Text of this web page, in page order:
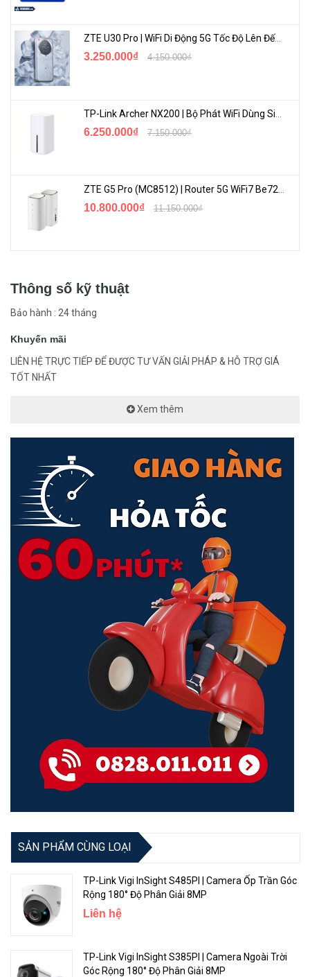
ZTE U30 Pro | WiFi Di Động 5G Tốc Độ Lên Đến 500Mbps, Màn Hình Cảm Ứng
3.250.000₫ 4.150.000₫
6.250.000₫ 7.150.000₫
10.800.000₫ 11.150.000₫
Thông số kỹ thuật
Bảo hành : 24 tháng
Khuyến mãi
LIÊN HỆ TRỰC TIẾP ĐỂ ĐƯỢC TƯ VẤN GIẢI PHÁP & HỖ TRỢ GIÁ
TỐT NHẤT
Xem thêm
SẢN PHẨM CÙNG LOẠI
TP-Link Vigi InSight S485PI | Camera Ốp Trần Góc
Rộng 180° Độ Phân Giải 8MP
Liên hệ
TP-Link Vigi InSight S385PI | Camera Ngoài Trời
Góc Rộng 180° Độ Phân Giải 8MP